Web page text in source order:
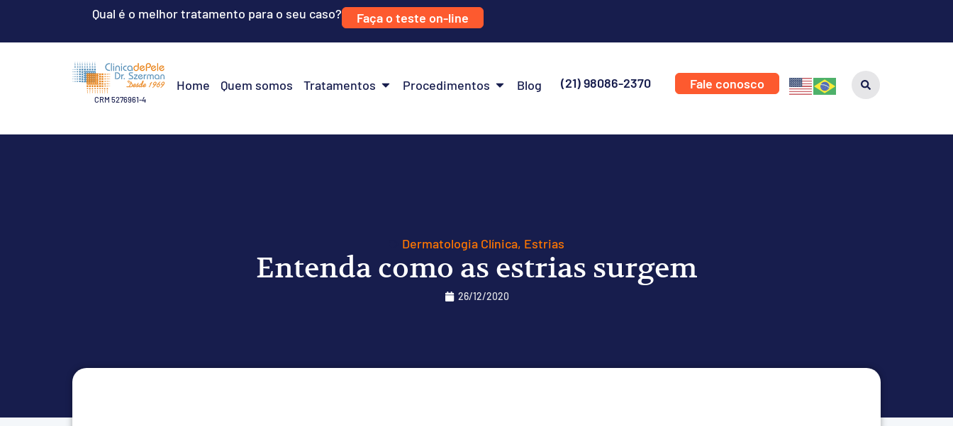
CRM 5276961-4
Home Quem somos Tratamentos Procedimentos Blog (21) 98086-2370 Fale conosco
Dermatologia Clínica, Estrias
Entenda como as estrias surgem
26/12/2020
Qual é o melhor tratamento para o seu caso? Faça o teste on-line